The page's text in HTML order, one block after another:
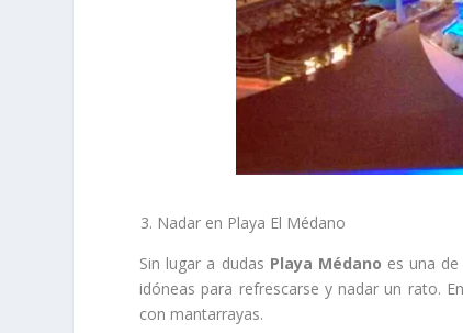
Nadar en Playa El Médano
Sin lugar a dudas Playa Médano es una
idóneas para refrescarse y nadar un rato.
con mantarrayas.